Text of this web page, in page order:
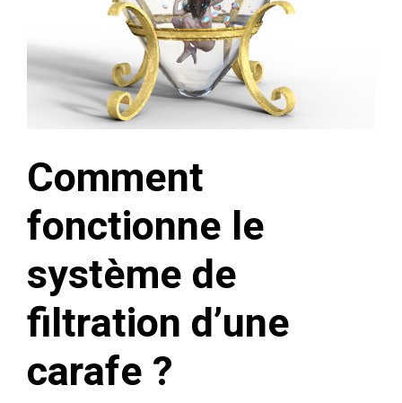
Comment
fonctionne le
système de
filtration d’une
carafe ?